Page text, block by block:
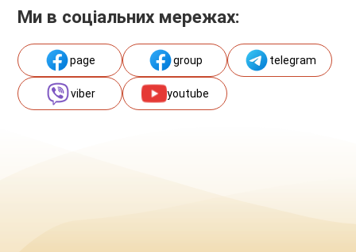
Ми в соціальних мережах:
page group telegram
viber youtube